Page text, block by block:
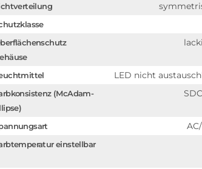
LED nicht
(McAdam-
einstellbar